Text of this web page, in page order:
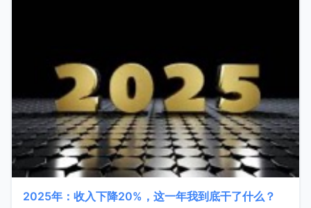
2025年：收入下降20%，这一年我到底干了什么？